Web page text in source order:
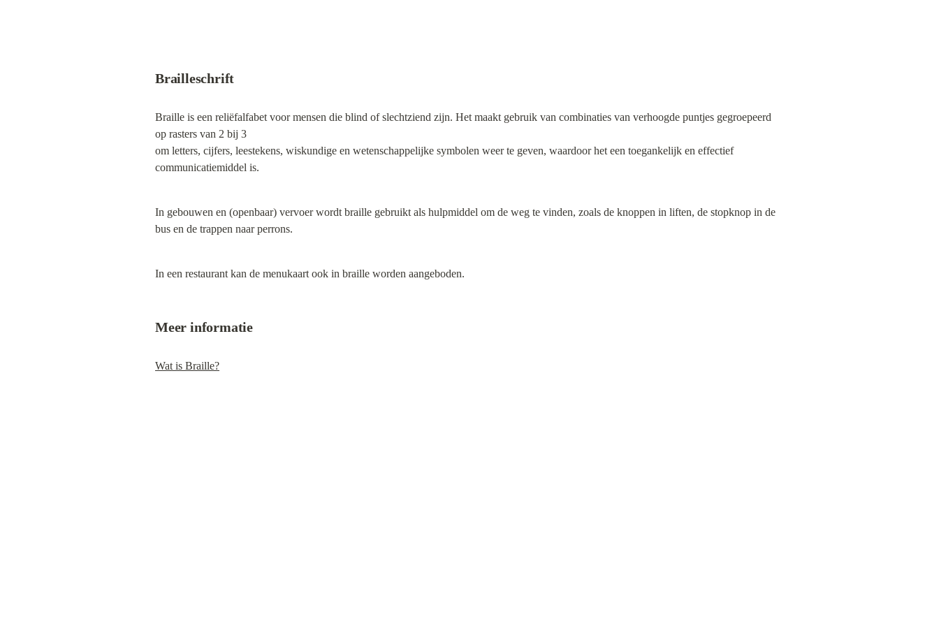
Brailleschrift
Braille is een reliëfalfabet voor mensen die blind of slechtziend zijn. Het maakt gebruik van combinaties van verhoogde puntjes gegroepeerd
op rasters van 2 bij 3
om letters, cijfers, leestekens, wiskundige en wetenschappelijke symbolen weer te geven, waardoor het een toegankelijk en effectief
communicatiemiddel is.
In gebouwen en (openbaar) vervoer wordt braille gebruikt als hulpmiddel om de weg te vinden, zoals de knoppen in liften, de stopknop in de
bus en de trappen naar perrons.
In een restaurant kan de menukaart ook in braille worden aangeboden.
Meer informatie
Wat is Braille?